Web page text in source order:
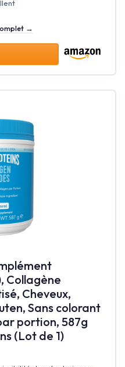
→
Collagène
Cheveux,
Sans colorant
portion, 587g
(Lot de 1)